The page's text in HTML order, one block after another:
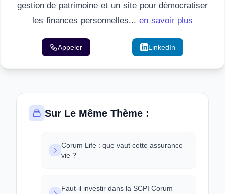
gestion de patrimoine et un site pour démocratiser
les finances personnelles... en savoir plus
Appeler LinkedIn
Sur Le Même Thème :
Corum Life : que vaut cette assurance
vie ?
Faut-il investir dans la SCPI Corum